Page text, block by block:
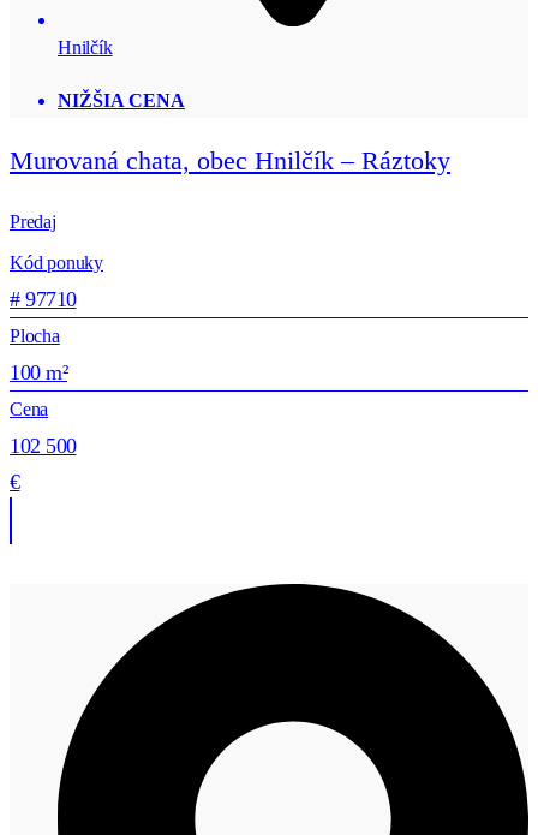
Hnilčík
NIŽŠIA CENA
Murovaná chata, obec Hnilčík – Ráztoky
Predaj
Kód ponuky
# 97710
Plocha
100 m²
Cena
102 500
€